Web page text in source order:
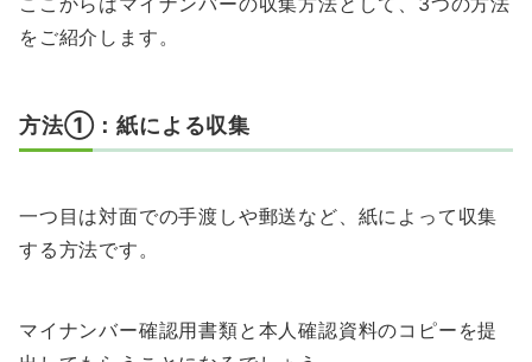
をご紹介します。
方法①：紙による収集
一つ目は対面での手渡しや郵送など、紙によって収集
する方法です。
マイナンバー確認用書類と本人確認資料のコピーを提